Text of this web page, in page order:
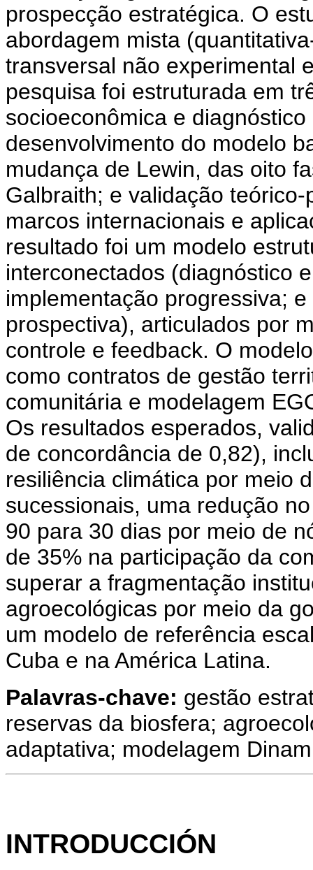
prospecção estratégica. O
abordagem mista
transversal não experimental
pesquisa foi estruturada em
socioeconômica e
desenvolvimento do modelo
mudança de Lewin, das oito
Galbraith; e validação
marcos internacionais e
resultado foi um modelo
interconectados (diagnóstico
implementação progressiva;
prospectiva), articulados por
controle e feedback. O
como contratos de gestão
comunitária e modelagem
Os resultados esperados,
de concordância de 0,82),
resiliência climática por meio
sucessionais, uma redução
90 para 30 dias por meio de
de 35% na participação da
superar a fragmentação
agroecológicas por meio da
um modelo de referência
Cuba e na América Latina.
Palavras-chave: gestão
reservas da biosfera;
adaptativa; modelagem
INTRODUCCIÓN